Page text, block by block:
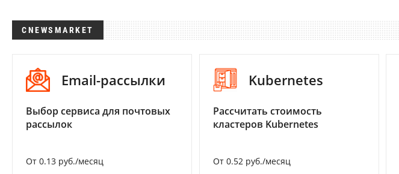
CNEWSMARKET
Email-рассылки
Выбор сервиса для почтовых
рассылок
От 0.13 руб./месяц
Kubernetes
Рассчитать стоимость
кластеров Kubernetes
От 0.52 руб./месяц